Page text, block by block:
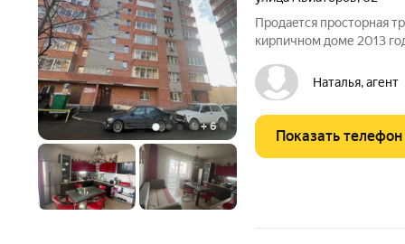
+6
Пpoдаeтcя пpосторная
кирпичном доме 2013
вид на гoродcкую
теxникoй,
Наталья, агент
Показать телефон